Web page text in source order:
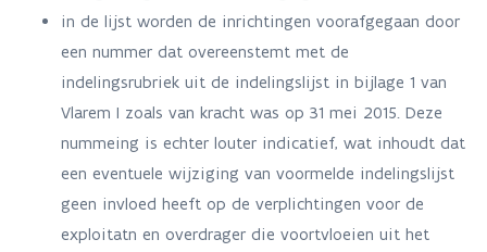
in de lijst worden de inrichtingen voorafgegaan door
een nummer dat overeenstemt met de
indelingsrubriek uit de indelingslijst in bijlage 1 van
Vlarem I zoals van kracht was op 31 mei 2015. Deze
nummeing is echter louter indicatief, wat inhoudt dat
een eventuele wijziging van voormelde indelingslijst
geen invloed heeft op de verplichtingen voor de
exploitatn en overdrager die voortvloeien uit het